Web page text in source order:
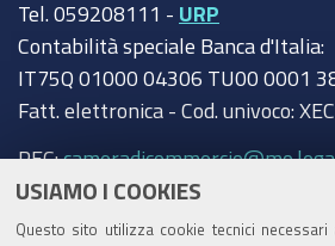
USIAMO I COOKIES
Questo sito utilizza cookie tecnici
Tel. 059208111 - URP
Contabilità speciale Banca d'Italia:
IT75Q 01000 04306 TU00 0001
Fatt. elettronica - Cod. univoco:
PEC:
Trasparenza